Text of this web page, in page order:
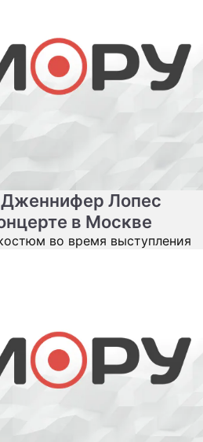
Дженнифер Лопес
в Москве
во время выступления